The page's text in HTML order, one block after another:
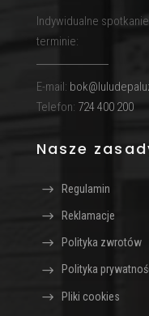
Indywidualne
terminie:
E-mail:
Telefon: 724 400 200
Nasze
Regulamin
Reklamacje
Polityka zwrotów
Polityka
Pliki cookies